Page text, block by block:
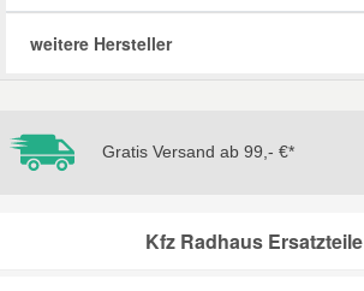
weitere Hersteller
Gratis Versand ab 99,- €*
Kfz Radhaus Ersatzteile
Mazda Ersatzteile